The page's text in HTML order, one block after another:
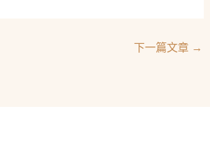
下一篇文章 →